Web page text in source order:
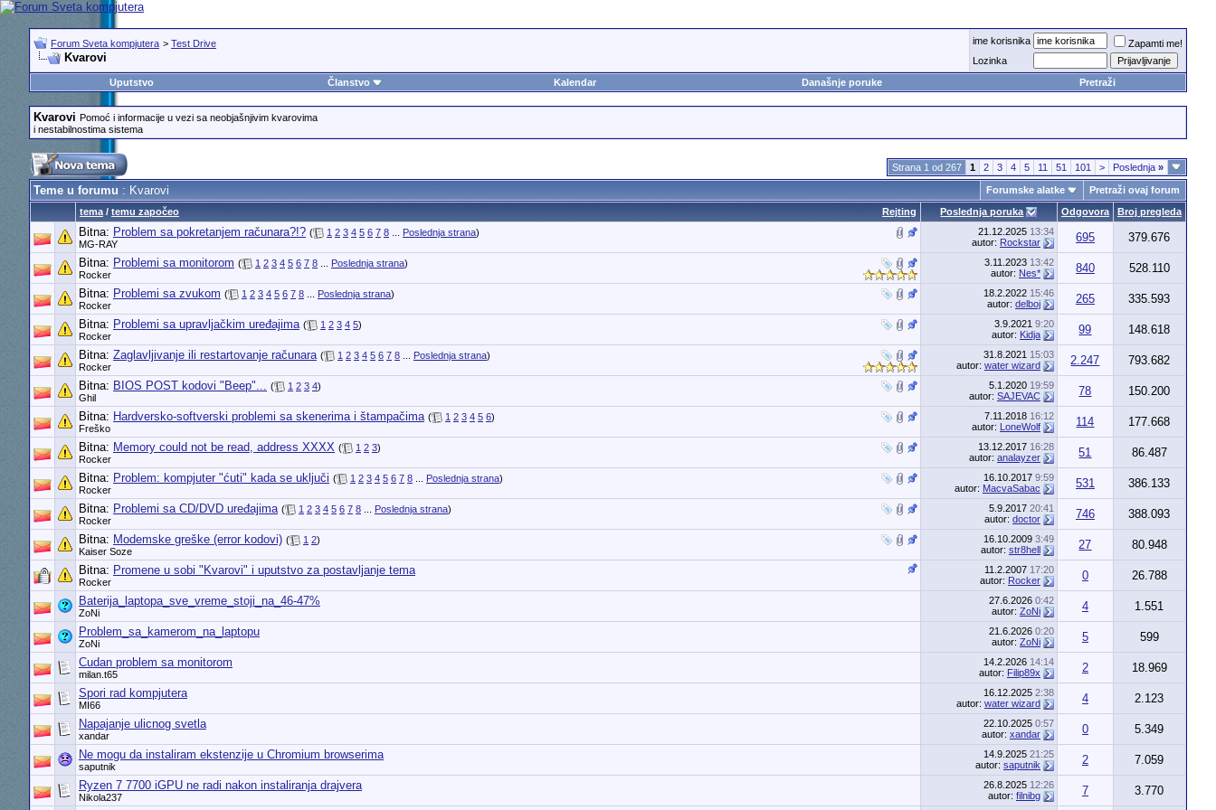
Forum Sveta kompjutera > Test Drive
Kvarovi
ime korisnika
Zapamti me!
Lozinka
Uputstvo
Članstvo Kalendar Današnje poruke Pretraži
Kvarovi Pomoć i informacije u vezi sa neobjašnjivim kvarovima
i nestabilnostima sistema
Strana 1 od 267 1 2 3 4 5 11 51 101 > Poslednja »
Teme u forumu: Kvarovi Forumske alatke
Pretraži ovaj forum
Rejting
tema/ temu započeo Poslednja poruka Odgovora Broj pregleda
Bitna: Problem sa pokretanjem računara?!? ( 1 2 3 4 5 6 7 8... Poslednja strana)
MG-RAY
21.12.2025 13:34
autor: Rockstar 695
379.676
Bitna: Problemi sa monitorom ( 1 2 3 4 5 6 7 8... Poslednja strana)
Rocker
3.11.2023 13:42
autor: Nes* 840
528.110
Bitna: Problemi sa zvukom ( 1 2 3 4 5 6 7 8... Poslednja strana)
Rocker
18.2.2022 15:46
autor: delboj 265
335.593
Bitna: Problemi sa upravljačkim uređajima ( 1 2 3 4 5)
Rocker
3.9.2021 9:20
autor: Kidja 99
148.618
Bitna: Zaglavljivanje ili restartovanje računara ( 1 2 3 4 5 6 7 8... Poslednja strana)
Rocker
31.8.2021 15:03
autor: water wizard 2.247
793.682
Bitna: BIOS POST kodovi "Beep"... ( 1 2 3 4)
Ghil
5.1.2020 19:59
autor: SAJEVAC 78
150.200
Bitna: Hardversko-softverski problemi sa skenerima i štampačima ( 1 2 3 4 5 6)
Freško
7.11.2018 16:12
autor: LoneWolf 114
177.668
Bitna: Memory could not be read, address XXXX ( 1 2 3)
Rocker
13.12.2017 16:28
autor: analayzer 51
86.487
Bitna: Problem: kompjuter "ćuti" kada se uključi ( 1 2 3 4 5 6 7 8... Poslednja strana)
Rocker
16.10.2017 9:59
autor: MacvaSabac 531
386.133
Bitna: Problemi sa CD/DVD uređajima ( 1 2 3 4 5 6 7 8... Poslednja strana)
Rocker
5.9.2017 20:41
autor: doctor 746
388.093
Bitna: Modemske greške (error kodovi) ( 1 2)
Kaiser Soze
16.10.2009 3:49
autor: str8hell 27
80.948
Bitna: Promene u sobi "Kvarovi" i uputstvo za postavljanje tema
Rocker
11.2.2007 17:20
autor: Rocker 0
26.788
Baterija_laptopa_sve_vreme_stoji_na_46-47%
ZoNi
27.6.2026 0:42
autor: ZoNi 4
1.551
Problem_sa_kamerom_na_laptopu
ZoNi
21.6.2026 0:20
autor: ZoNi 5
599
Cudan problem sa monitorom
milan.t65
14.2.2026 14:14
autor: Filip89x 2
18.969
Spori rad kompjutera
MI66
16.12.2025 2:38
autor: water wizard 4
2.123
Napajanje ulicnog svetla
xandar
22.10.2025 0:57
autor: xandar 0
5.349
Ne mogu da instaliram ekstenzije u Chromium browserima
saputnik
14.9.2025 21:25
autor: saputnik 2
7.059
Ryzen 7 7700 iGPU ne radi nakon instaliranja drajvera
Nikola237
26.8.2025 12:26
autor: filnibg 7
3.770